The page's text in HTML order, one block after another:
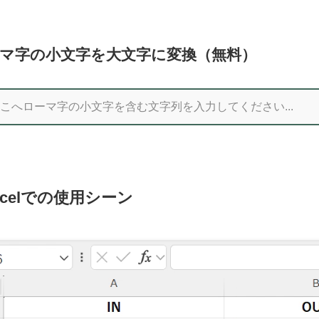
字の小文字を大文字に変換（無料）
での使用シーン